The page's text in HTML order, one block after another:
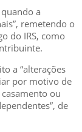
a
remetendo o
do IRS, como
a “alterações
por motivo de
ou
de